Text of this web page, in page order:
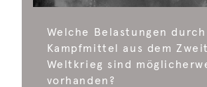
Welche Belastungen durch
Kampfmittel aus dem
Weltkrieg sind
vorhanden?